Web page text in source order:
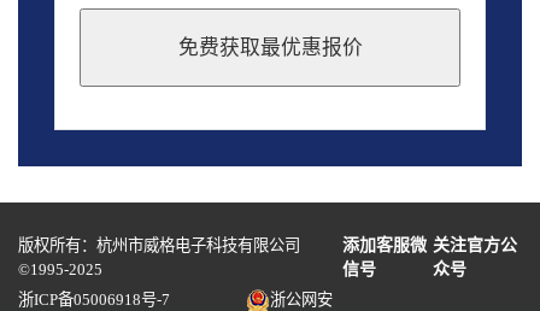
免费获取最优惠报价
should
blank
版权所有：杭州市威格电子科技有限公司
©1995-2025
添加客服微
信号
关注官方公
众号
浙ICP备05006918号-7
浙公网安